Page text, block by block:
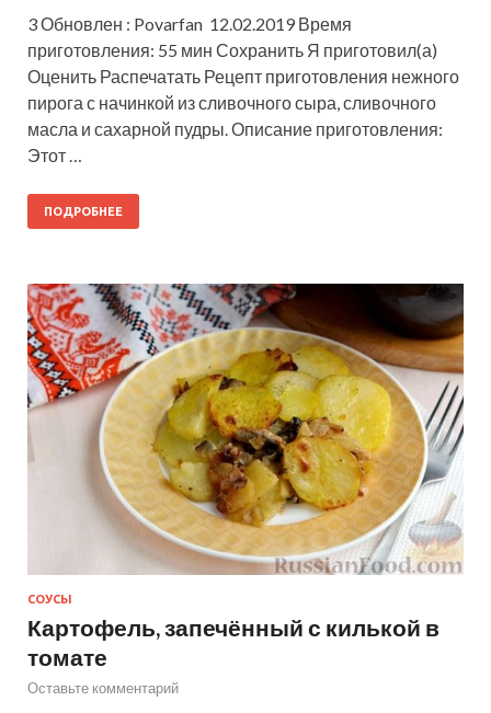
3 Обновлен : Povarfan 12.02.2019 Время
приготовления: 55 мин Сохранить Я приготовил(а)
Оценить Распечатать Рецепт приготовления нежного
пирога с начинкой из сливочного сыра, сливочного
масла и сахарной пудры. Описание приготовления:
Этот …
ПОДРОБНЕЕ
СОУСЫ
Картофель, запечённый с килькой в
томате
Оставьте комментарий